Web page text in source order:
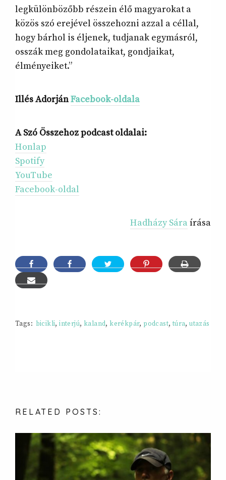
legkülönbözőbb részein élő magyarokat a
közös szó erejével összehozni azzal a céllal,
hogy bárhol is éljenek, tudjanak egymásról,
osszák meg gondolataikat, gondjaikat,
élményeiket.”
Illés AdorjánFacebook-oldala
A Szó Összehoz podcast oldalai:
Honlap
Spotify
YouTube
Facebook-oldal
Hadházy Sára írása
Tags: bicikli,interjú, kaland,kerékpár, podcast,túra,utazás
RELATED POSTS: